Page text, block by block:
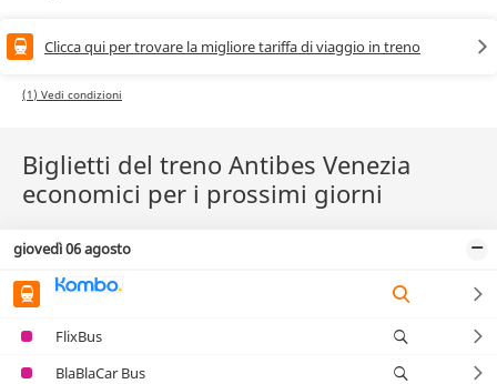
Clicca qui per trovare la migliore tariffa di viaggio in treno
(1) Vedi condizioni
Biglietti del treno Antibes Venezia
economici per i prossimi giorni
giovedì 06 agosto
FlixBus
BlaBlaCar Bus